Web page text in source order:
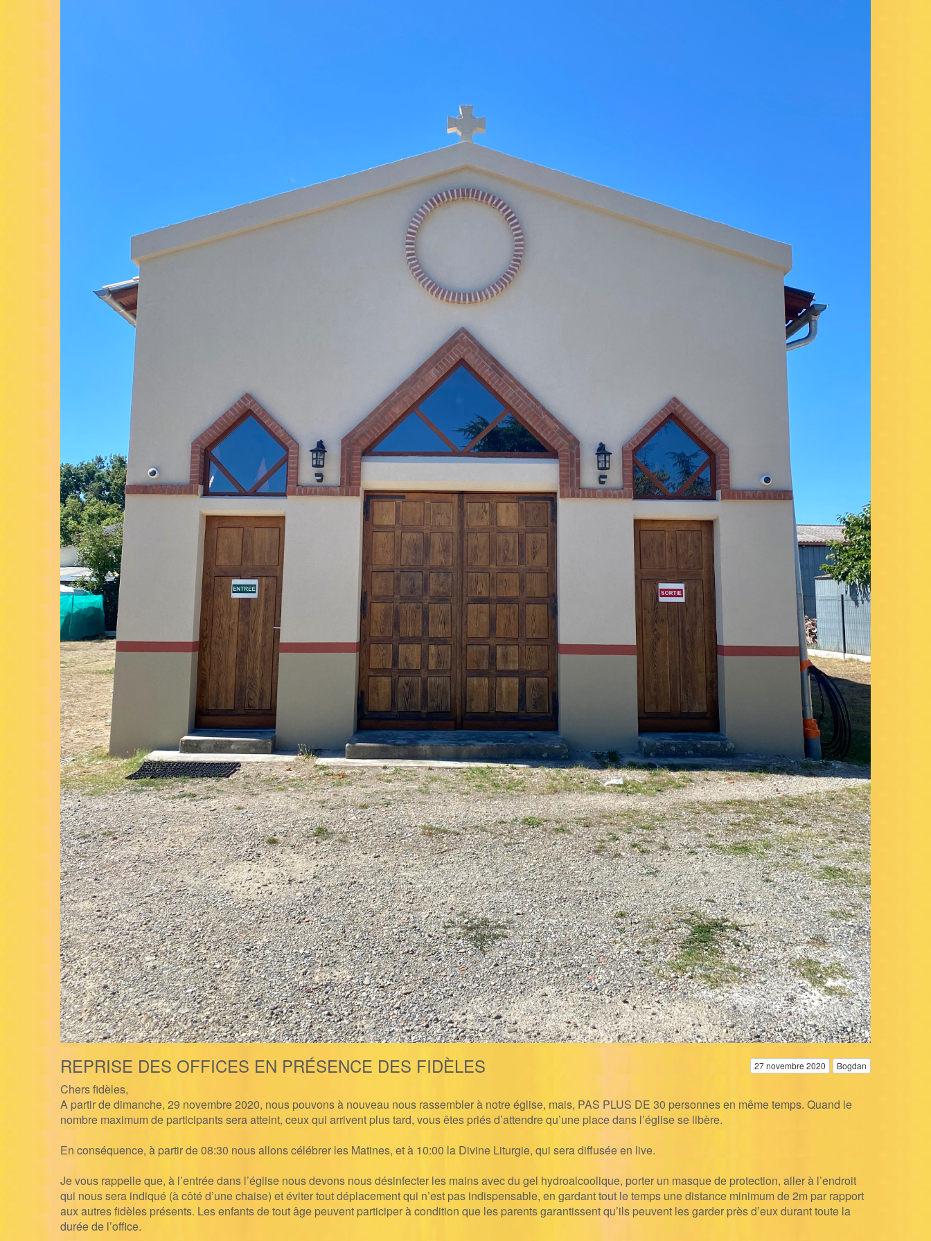
27 novembre 2020 Bogdan
REPRISE DES OFFICES EN PRÉSENCE DES FIDÈLES
Chers fidèles,
A partir de dimanche, 29 novembre 2020, nous pouvons à nouveau nous rassembler à notre église, mais, PAS PLUS DE 30 personnes en même temps. Quand le
nombre maximum de participants sera atteint, ceux qui arrivent plus tard, vous êtes priés d’attendre qu’une place dans l’église se libère.
En conséquence, à partir de 08:30 nous allons célébrer les Matines, et à 10:00 la Divine Liturgie, qui sera diffusée en live.
Je vous rappelle que, à l’entrée dans l’église nous devons nous désinfecter les mains avec du gel hydroalcoolique, porter un masque de protection, aller à l’endroit
qui nous sera indiqué (à côté d’une chaise) et évitertout déplacement qui n’est pas indispensable, en gardant tout le temps une distance minimum de 2m par rapport
aux autres fidèles présents. Les enfants de tout âge peuvent participer à condition que les parents garantissent qu’ils peuvent les garder près d’eux durant toute la
durée de l’office.